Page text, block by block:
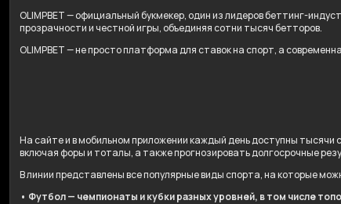
OLIMPBET — официальный букмекер, один из лидеров беттинг-
прозрачности и честной игры, объединяя сотни тысяч бетторов.
OLIMPBET — не просто платформа для ставок на спорт, а
На сайте и в мобильном приложении каждый день доступны тысячи
включая форы и тоталы, а также прогнозировать долгосрочные
В линии представлены все популярные виды спорта, на которые
• Футбол — чемпионаты и кубки разных уровней, в том числе